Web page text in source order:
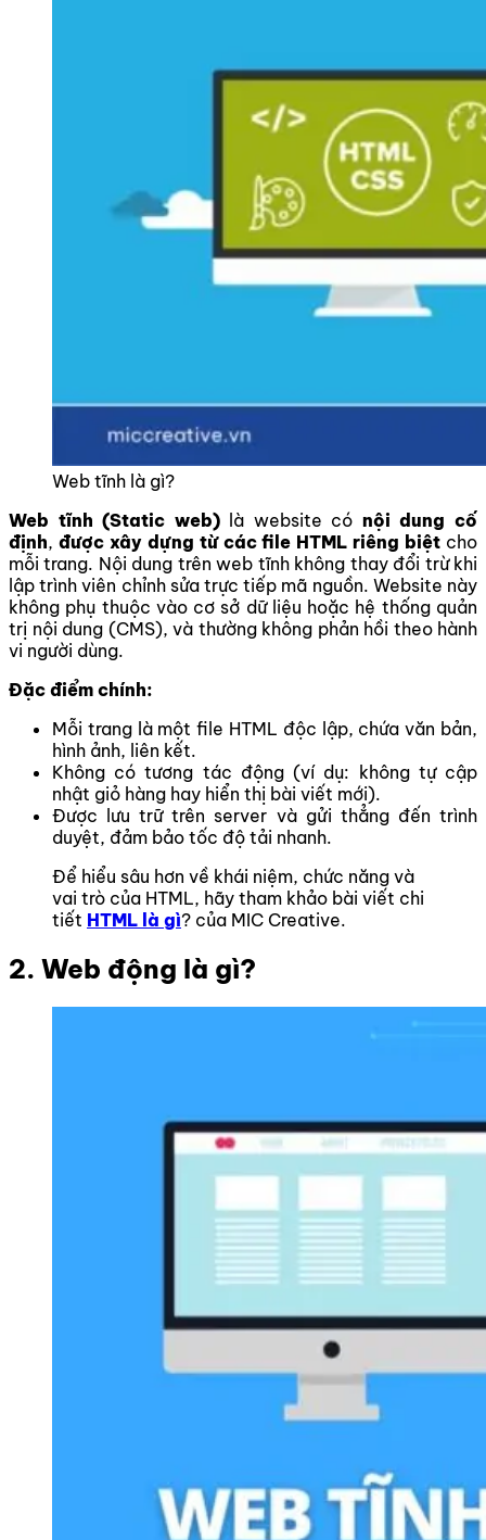
Web tĩnh là gì?
Web tĩnh (Static web)là website có nội dung cố
định, được xây dựng từ các file HTML riêng biệt cho
mỗi trang. Nội dung trên web tĩnh không thay đổi trừ khi
lập trình viên chỉnh sửa trực tiếp mã nguồn. Website này
không phụ thuộc vào cơ sở dữ liệu hoặc hệ thống quản
trị nội dung (CMS), và thường không phản hồi theo hành
vi người dùng.
Đặc điểm chính:
Mỗi trang là một file HTML độc lập, chứa văn bản,
hình ảnh, liên kết.
Không có tương tác động (ví dụ: không tự cập
nhật giỏ hàng hay hiển thị bài viết mới).
Được lưu trữ trên server và gửi thẳng đến trình
duyệt, đảm bảo tốc độ tải nhanh.
Để hiểu sâu hơn về khái niệm, chức năng và
vai trò của HTML, hãy tham khảo bài viết chi
tiết HTML là gì? của MIC Creative.
2. Web động là gì?